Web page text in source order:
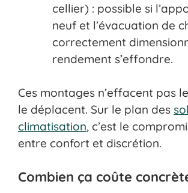
cellier) : possible si
neuf et l’évacuation de
correctement
rendement s’effondre.
Ces montages n’effacent pas
le déplacent. Sur le plan des
climatisation, c’est le
entre confort et discrétion.
Combien ça coûte